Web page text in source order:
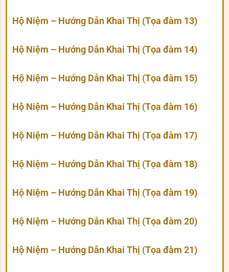
Hộ Niệm – Hướng Dẫn Khai Thị (Tọa đàm 13)
Hộ Niệm – Hướng Dẫn Khai Thị (Tọa đàm 14)
Hộ Niệm – Hướng Dẫn Khai Thị (Tọa đàm 15)
Hộ Niệm – Hướng Dẫn Khai Thị (Tọa đàm 16)
Hộ Niệm – Hướng Dẫn Khai Thị (Tọa đàm 17)
Hộ Niệm – Hướng Dẫn Khai Thị (Tọa đàm 18)
Hộ Niệm – Hướng Dẫn Khai Thị (Tọa đàm 19)
Hộ Niệm – Hướng Dẫn Khai Thị (Tọa đàm 20)
Hộ Niệm – Hướng Dẫn Khai Thị (Tọa đàm 21)